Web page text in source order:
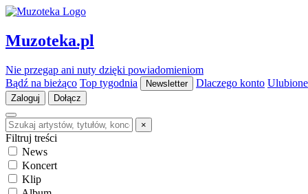
Muzoteka.pl
Nie przegap ani nuty dzięki powiadomieniom
Bądź na bieżąco Top tygodnia Newsletter Dlaczego konto Ulubione
Zaloguj
Dołącz
×
Filtruj treści
News
Koncert
Klip